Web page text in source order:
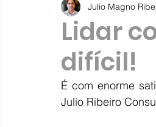
Lidar
difícil!
Julio Magno
É com enorme
Julio Ribeiro